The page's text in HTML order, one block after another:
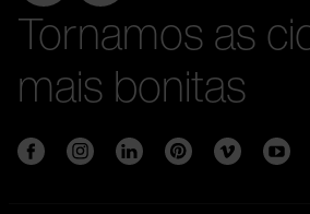
Tornamos as
mais bonitas